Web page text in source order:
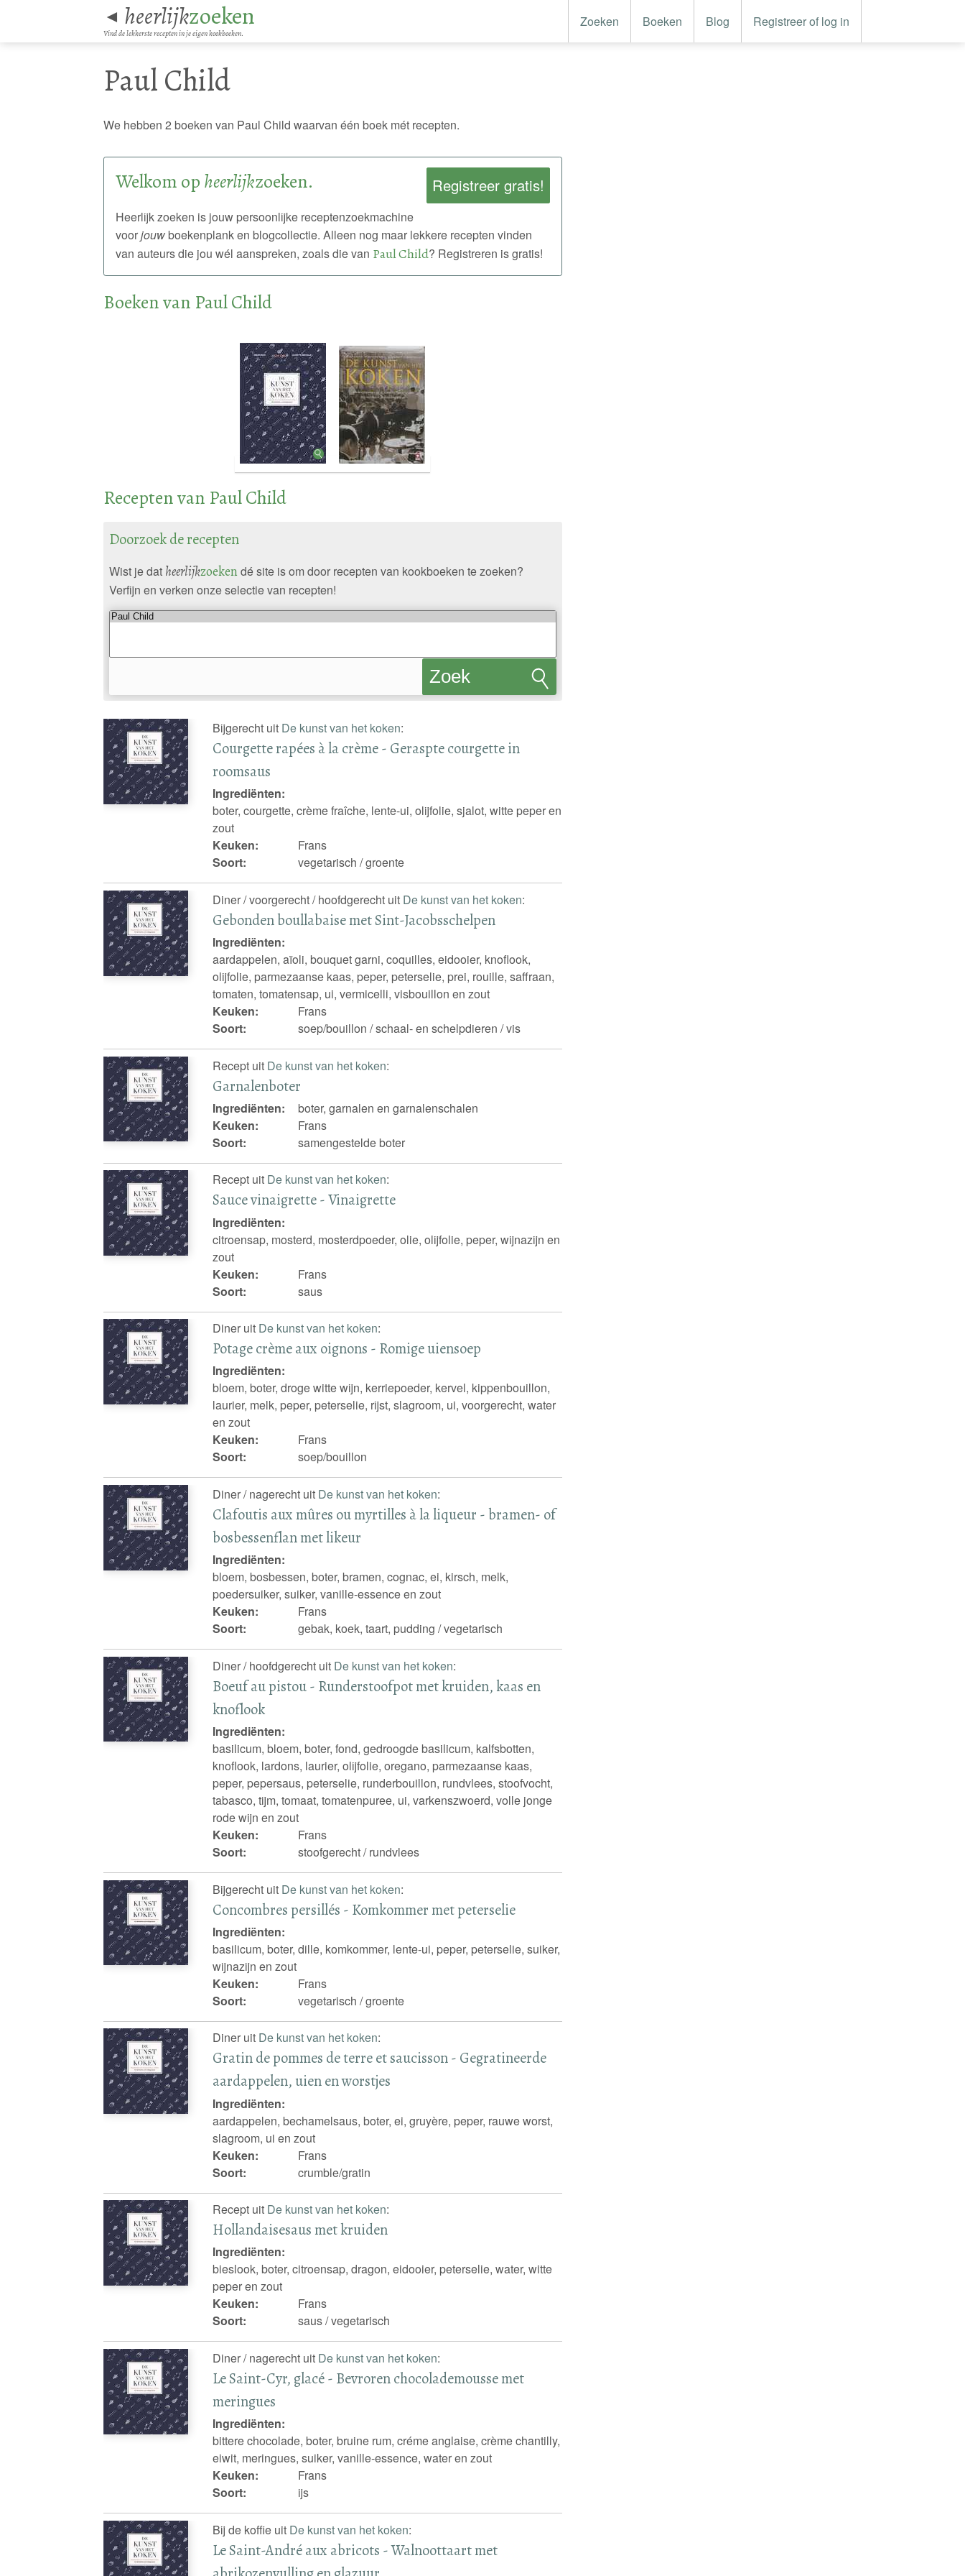
◄ heerlijkzoeken
Vind de lekkerste recepten in je eigen kookboeken.
Zoeken Boeken Blog Registreer of log in
Paul Child
We hebben 2 boeken van Paul Child waarvan één boek mét recepten.
Registreer gratis!
Welkom op heerlijkzoeken.
Heerlijk zoeken is jouw persoonlijke receptenzoekmachine
voorjouwboekenplank en blogcollectie. Alleen nog maar lekkere recepten vinden
van auteurs die jou wél aanspreken, zoals die van Paul Child? Registreren is gratis!
Boeken van Paul Child
Recepten van Paul Child
Doorzoek de recepten
Wist je dat heerlijkzoekendé site is om door recepten van kookboeken te zoeken?
Verfijn en verken onze selectie van recepten!
Zoek
Bijgerecht uit De kunst van het koken:
Courgette rapées à la crème - Geraspte courgette in
roomsaus
Ingrediënten:
boter, courgette, crème fraîche, lente-ui, olijfolie, sjalot, witte peper en
zout
Keuken:
Frans
Soort:
vegetarisch / groente
Diner / voorgerecht / hoofdgerecht uit De kunst van het koken:
Gebonden boullabaise met Sint-Jacobsschelpen
Ingrediënten:
aardappelen, aïoli, bouquet garni, coquilles, eidooier, knoflook,
olijfolie, parmezaanse kaas, peper, peterselie, prei, rouille, saffraan,
tomaten, tomatensap, ui, vermicelli, visbouillon en zout
Keuken:
Frans
Soort:
soep/bouillon / schaal- en schelpdieren / vis
Recept uit De kunst van het koken:
Garnalenboter
Ingrediënten:
boter, garnalen en garnalenschalen
Keuken:
Frans
Soort:
samengestelde boter
Recept uit De kunst van het koken:
Sauce vinaigrette - Vinaigrette
Ingrediënten:
citroensap, mosterd, mosterdpoeder, olie, olijfolie, peper, wijnazijn en
zout
Keuken:
Frans
Soort:
saus
Diner uit De kunst van het koken:
Potage crème aux oignons - Romige uiensoep
Ingrediënten:
bloem, boter, droge witte wijn, kerriepoeder, kervel, kippenbouillon,
laurier, melk, peper, peterselie, rijst, slagroom, ui, voorgerecht, water
en zout
Keuken:
Frans
Soort:
soep/bouillon
Diner / nagerecht uit De kunst van het koken:
Clafoutis aux mûres ou myrtilles à la liqueur - bramen- of
bosbessenflan met likeur
Ingrediënten:
bloem, bosbessen, boter, bramen, cognac, ei, kirsch, melk,
poedersuiker, suiker, vanille-essence en zout
Keuken:
Frans
Soort:
gebak, koek, taart, pudding / vegetarisch
Diner / hoofdgerecht uit De kunst van het koken:
Boeuf au pistou - Runderstoofpot met kruiden, kaas en
knoflook
Ingrediënten:
basilicum, bloem, boter, fond, gedroogde basilicum, kalfsbotten,
knoflook, lardons, laurier, olijfolie, oregano, parmezaanse kaas,
peper, pepersaus, peterselie, runderbouillon, rundvlees, stoofvocht,
tabasco, tijm, tomaat, tomatenpuree, ui, varkenszwoerd, volle jonge
rode wijn en zout
Keuken:
Frans
Soort:
stoofgerecht / rundvlees
Bijgerecht uit De kunst van het koken:
Concombres persillés - Komkommer met peterselie
Ingrediënten:
basilicum, boter, dille, komkommer, lente-ui, peper, peterselie, suiker,
wijnazijn en zout
Keuken:
Frans
Soort:
vegetarisch / groente
Diner uit De kunst van het koken:
Gratin de pommes de terre et saucisson - Gegratineerde
aardappelen, uien en worstjes
Ingrediënten:
aardappelen, bechamelsaus, boter, ei, gruyère, peper, rauwe worst,
slagroom, ui en zout
Keuken:
Frans
Soort:
crumble/gratin
Recept uit De kunst van het koken:
Hollandaisesaus met kruiden
Ingrediënten:
bieslook, boter, citroensap, dragon, eidooier, peterselie, water, witte
peper en zout
Keuken:
Frans
Soort:
saus / vegetarisch
Diner / nagerecht uit De kunst van het koken:
Le Saint-Cyr, glacé - Bevroren chocolademousse met
meringues
Ingrediënten:
bittere chocolade, boter, bruine rum, créme anglaise, crème chantilly,
eiwit, meringues, suiker, vanille-essence, water en zout
Keuken:
Frans
Soort:
ijs
Bij de koffie uit De kunst van het koken:
Le Saint-André aux abricots - Walnoottaart met